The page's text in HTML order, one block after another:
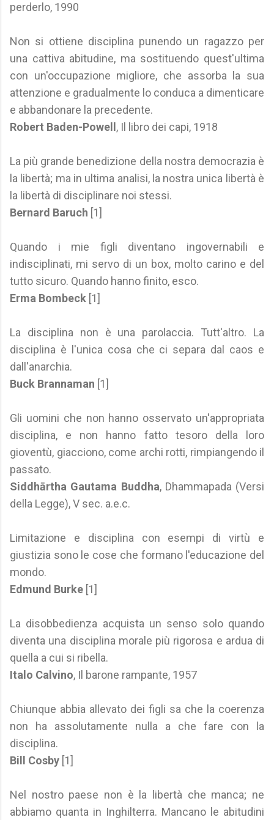
perderlo, 1990
Non si ottiene disciplina punendo un ragazzo per
una cattiva abitudine, ma sostituendo quest'ultima
con un'occupazione migliore, che assorba la sua
attenzione e gradualmente lo conduca a dimenticare
e abbandonare la precedente.
Robert Baden-Powell , Il libro dei capi, 1918
La più grande benedizione della nostra democrazia è
la libertà; ma in ultima analisi, la nostra unica libertà è
la libertà di disciplinare noi stessi.
Bernard Baruch [1]
Quando i mie figli diventano ingovernabili e
indisciplinati, mi servo di un box, molto carino e del
tutto sicuro. Quando hanno finito, esco.
Erma Bombeck [1]
La disciplina non è una parolaccia. Tutt'altro. La
disciplina è l'unica cosa che ci separa dal caos e
dall'anarchia.
Buck Brannaman [1]
Gli uomini che non hanno osservato un'appropriata
disciplina, e non hanno fatto tesoro della loro
gioventù, giacciono, come archi rotti, rimpiangendo il
passato.
Siddhārtha Gautama Buddha, Dhammapada (Versi
della Legge), V sec. a.e.c.
Limitazione e disciplina con esempi di virtù e
giustizia sono le cose che formano l'educazione del
mondo.
Edmund Burke [1]
La disobbedienza acquista un senso solo quando
diventa una disciplina morale più rigorosa e ardua di
quella a cui si ribella.
Italo Calvino, Il barone rampante, 1957
Chiunque abbia allevato dei figli sa che la coerenza
non ha assolutamente nulla a che fare con la
disciplina.
Bill Cosby [1]
Nel nostro paese non è la libertà che manca; ne
abbiamo quanta in Inghilterra. Mancano le abitudini